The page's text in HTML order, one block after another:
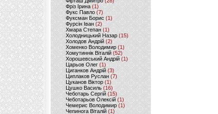
Фріз Ірина (1)
Фукс Павло (7)
Фуксман Борис (1)
Фурсін Іван (2)
Хмара Степан(1)
Холодницький Назар(15)
Холодов Андрій (2)
Хоменко Володимир (1)
Хомутиннік Віталій (52)
Хорошевський Андрій (1)
Царьов Олег (1)
Циганков Андрій (3)
Циплаков Руслан(7)
Цуканов Віктор (1)
Цушко Василь (16)
Чеботарь Сергій (15)
Чеботарьов Олексій (1)
Чемерис Володимир (1)
Чепинога Віталій (1)